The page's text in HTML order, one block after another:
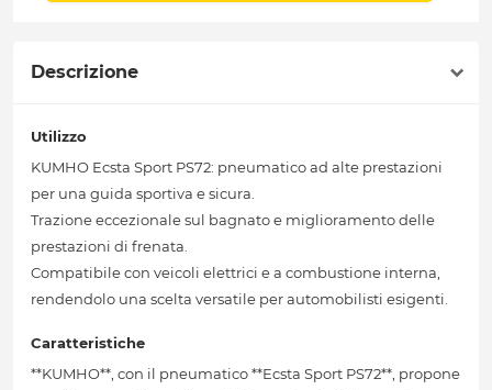
Descrizione
Utilizzo
KUMHO Ecsta Sport PS72: pneumatico ad alte prestazioni
per una guida sportiva e sicura.
Trazione eccezionale sul bagnato e miglioramento delle
prestazioni di frenata.
Compatibile con veicoli elettrici e a combustione interna,
rendendolo una scelta versatile per automobilisti esigenti.
Caratteristiche
**KUMHO**, con il pneumatico **Ecsta Sport PS72**, propone